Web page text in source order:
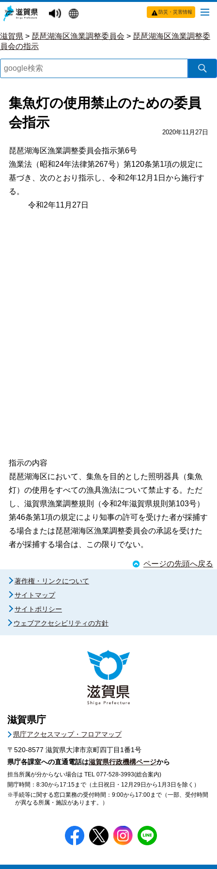
防災・災害情報
滋賀県 > 琵琶湖海区漁業調整委員会 > 琵琶湖海区漁業調整委
員会の指示
集魚灯の使用禁止のための委員
会指示
2020年11月27日
琵琶湖海区漁業調整委員会指示第6号
漁業法（昭和24年法律第267号）第120条第1項の規定に
基づき、次のとおり指示し、令和2年12月1日から施行す
る。
令和2年11月27日
指示の内容
琵琶湖海区において、集魚を目的とした照明器具（集魚
灯）の使用をすべての漁具漁法について禁止する。ただ
し、滋賀県漁業調整規則（令和2年滋賀県規則第103号）
第46条第1項の規定により知事の許可を受けた者が採捕す
る場合または琵琶湖海区漁業調整委員会の承認を受けた
者が採捕する場合は、この限りでない。
ページの先頭へ戻る
著作権・リンクについて
サイトマップ
サイトポリシー
ウェブアクセシビリティの方針
滋賀県庁
県庁アクセスマップ・フロアマップ
〒520-8577 滋賀県大津市京町四丁目1番1号
県庁各課室への直通電話は滋賀県行政機構ページから
担当所属が分からない場合は TEL 077-528-3993(総合案内)
開庁時間：8:30から17:15まで（土日祝日・12月29日から1月3日を除く）
※手続等に関する窓口業務の受付時間：9:00から17:00まで（一部、受付時間
が異なる所属・施設があります。）